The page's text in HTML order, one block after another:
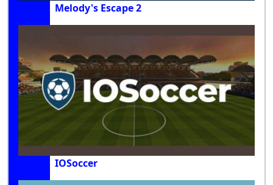
Melody's Escape 2
IOSoccer